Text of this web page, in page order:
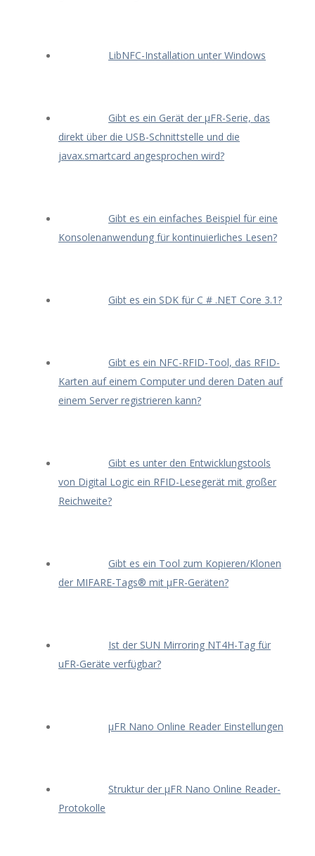
LibNFC-Installation unter Windows
Gibt es ein Gerät der μFR-Serie, das
direkt über die USB-Schnittstelle und die
javax.smartcard angesprochen wird?
Gibt es ein einfaches Beispiel für eine
Konsolenanwendung für kontinuierliches Lesen?
Gibt es ein SDK für C # .NET Core 3.1?
Gibt es ein NFC-RFID-Tool, das RFID-
Karten auf einem Computer und deren Daten auf
einem Server registrieren kann?
Gibt es unter den Entwicklungstools
von Digital Logic ein RFID-Lesegerät mit großer
Reichweite?
Gibt es ein Tool zum Kopieren/Klonen
der MIFARE-Tags® mit μFR-Geräten?
Ist der SUN Mirroring NT4H-Tag für
uFR-Geräte verfügbar?
μFR Nano Online Reader Einstellungen
Struktur der μFR Nano Online Reader-
Protokolle